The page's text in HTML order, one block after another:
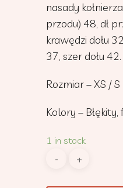
nasady
przodu) 48, dł
krawędzi dołu
37, szer dołu 42.
Rozmiar – XS / S
Kolory –
1 in stock